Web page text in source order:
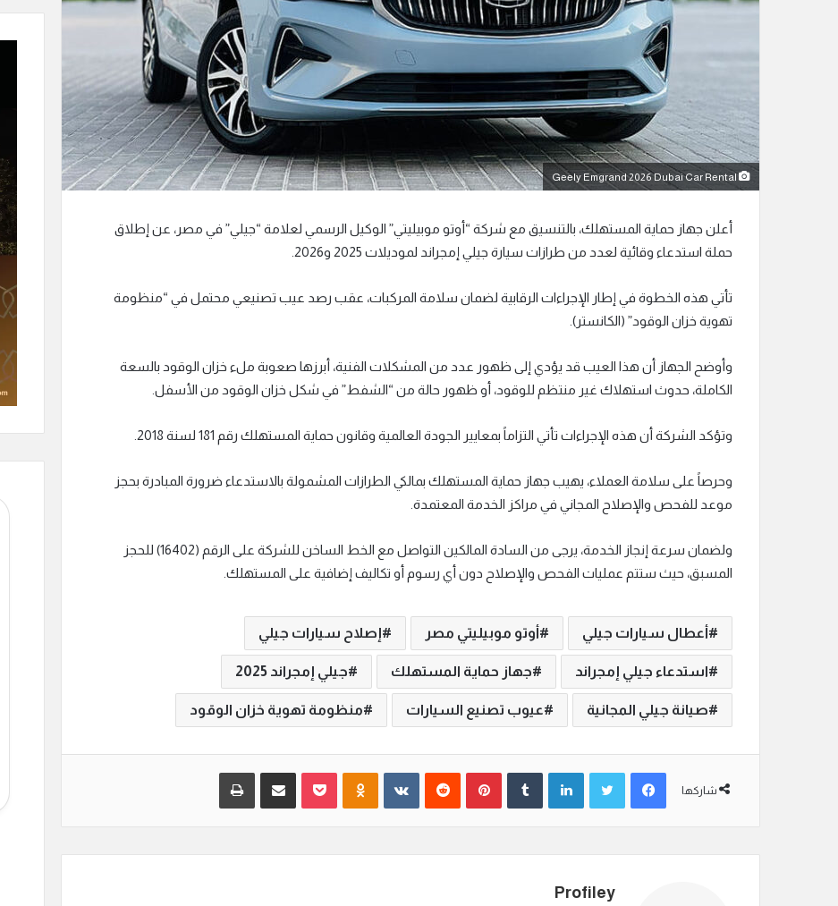
ن
ي
ا
Geely Emgrand 2026 Dubai Car Rental
أعلن جهاز حماية المستهلك، بالتنسيق مع شركة “أوتو موبيليتي” الوكيل الرسمي لعلامة “جيلي” في مصر، عن إطلاق
حملة استدعاء وقائية لعدد من طرازات سيارة جيلي إمجراند لموديلات 2025 و2026.
تأتي هذه الخطوة في إطار الإجراءات الرقابية لضمان سلامة المركبات، عقب رصد عيب تصنيعي محتمل في “منظومة
تهوية خزان الوقود” (الكانستر).
وأوضح الجهاز أن هذا العيب قد يؤدي إلى ظهور عدد من المشكلات الفنية، أبرزها صعوبة ملء خزان الوقود بالسعة
الكاملة، حدوث استهلاك غير منتظم للوقود، أو ظهور حالة من “الشفط” في شكل خزان الوقود من الأسفل.
وتؤكد الشركة أن هذه الإجراءات تأتي التزاماً بمعايير الجودة العالمية وقانون حماية المستهلك رقم 181 لسنة 2018.
وحرصاً على سلامة العملاء، يهيب جهاز حماية المستهلك بمالكي الطرازات المشمولة بالاستدعاء ضرورة المبادرة بحجز
موعد للفحص والإصلاح المجاني في مراكز الخدمة المعتمدة.
ولضمان سرعة إنجاز الخدمة، يرجى من السادة المالكين التواصل مع الخط الساخن للشركة على الرقم (16402) للحجز
المسبق، حيث ستتم عمليات الفحص والإصلاح دون أي رسوم أو تكاليف إضافية على المستهلك.
أعطال سيارات جيلي أوتو موبيليتي مصر إصلاح سيارات جيلي
استدعاء جيلي إمجراند جهاز حماية المستهلك جيلي إمجراند 2025
صيانة جيلي المجانية عيوب تصنيع السيارات منظومة تهوية خزان الوقود
شاركها
فيسبوك لينكدإن بينتيريست ‏VKontakte بوكيت
Profiley